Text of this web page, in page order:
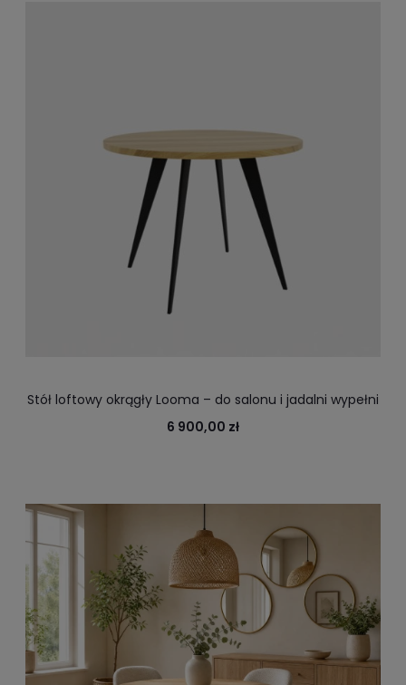
Stół loftowy okrągły Looma – do salonu i jadalni wypełni
Twoje Loftowe wnętrze
6 900,00 zł